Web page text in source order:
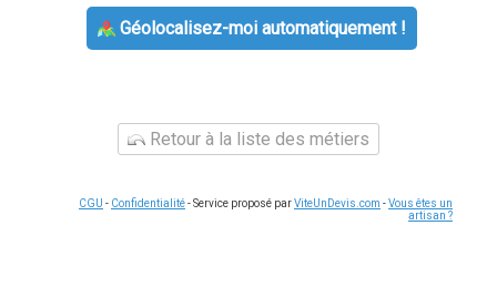
Géolocalisez-moi automatiquement !
Retour à la liste des métiers
CGU - Confidentialité- Service proposé parViteUnDevis.com -Vous êtes un
artisan ?